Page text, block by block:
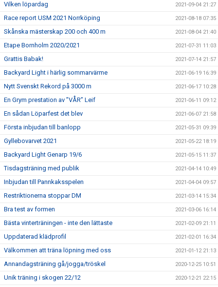
Vilken löpardag 2021-09-04 21:27
Race report USM 2021 Norrköping 2021-08-18 07:35
Skånska mästerskap 200 och 400 m 2021-08-04 21:40
Etape Bornholm 2020/2021 2021-07-31 11:03
Grattis Babak! 2021-07-14 21:57
Backyard Light i härlig sommarvärme 2021-06-19 16:39
Nytt Svenskt Rekord på 3000 m 2021-06-17 10:28
En Grym prestation av ”VÅR” Leif 2021-06-11 09:12
En sådan Löparfest det blev 2021-06-07 21:58
Första inbjudan till banlopp 2021-05-31 09:39
Gyllebovarvet 2021 2021-05-22 18:19
Backyard Light Genarp 19/6 2021-05-15 11:37
Tisdagsträning med publik 2021-04-14 10:49
Inbjudan till Pannkaksspelen 2021-04-04 09:57
Restriktionerna stoppar DM 2021-03-14 15:34
Bra test av formen 2021-03-06 16:14
Bästa vinterträningen - inte den lättaste 2021-02-09 21:11
Uppdaterad klädprofil 2021-02-01 16:34
Välkommen att träna löpning med oss 2021-01-12 21:13
Annandagsträning gå/jogga/tröskel 2020-12-25 10:51
Unik träning i skogen 22/12 2020-12-21 22:15